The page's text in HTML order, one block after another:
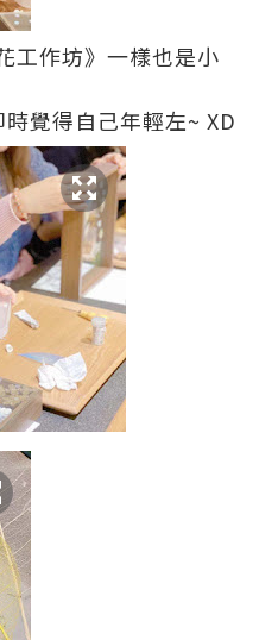
工作坊》一樣也是小
覺得自己年輕左~ XD